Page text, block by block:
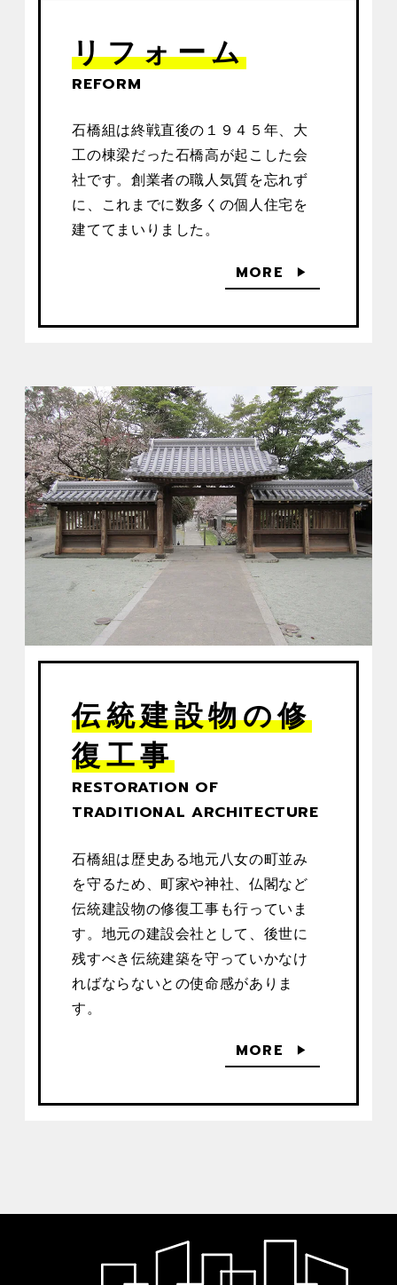
リフォーム
REFORM
石橋組は終戦直後の１９４５年、大
工の棟梁だった石橋高が起こした会
社です。創業者の職人気質を忘れず
に、これまでに数多くの個人住宅を
建ててまいりました。
MORE
伝統建設物の修
復工事
RESTORATION OF
TRADITIONAL ARCHITECTURE
石橋組は歴史ある地元八女の町並み
を守るため、町家や神社、仏閣など
伝統建設物の修復工事も行っていま
す。地元の建設会社として、後世に
残すべき伝統建築を守っていかなけ
ればならないとの使命感がありま
す。
MORE